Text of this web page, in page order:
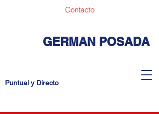
Contacto
GERMAN POSADA
Puntual y Directo